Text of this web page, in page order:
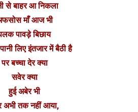
से बाहर आ निकला
माँ आज भी
पावड़े बिछाय
लिए इंतजार में बैठी है
पर बच्चा देर क्या
सवेर क्या
हुई अबेर भी
अभी तक नहीं आया,